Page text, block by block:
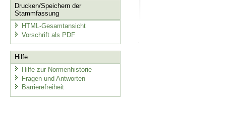
Drucken/Speichern der
Stammfassung
HTML-Gesamtansicht
Vorschrift als PDF
Hilfe
Hilfe zur Normenhistorie
Fragen und Antworten
Barrierefreiheit